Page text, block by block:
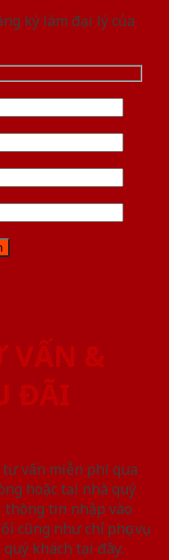
ký làm đại lý của
VẤN &
ĐÃI
vấn miễn phí qua
hoặc tại nhà quý
thông tin nhập vào
như chỉ phục vụ
khách tại đây.